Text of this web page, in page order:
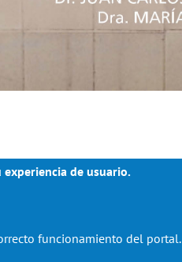
de usuario.
funcionamiento del portal.